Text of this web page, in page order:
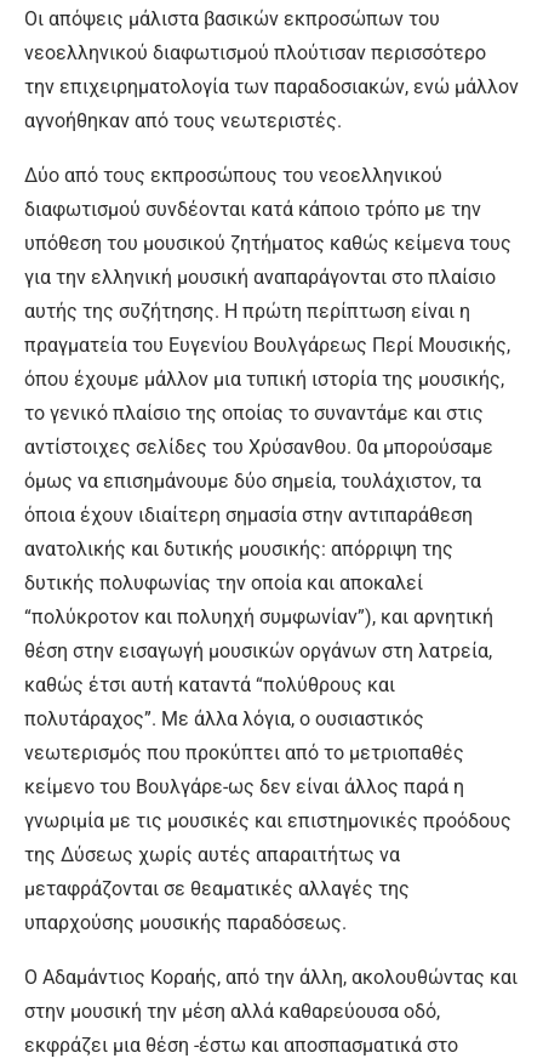
Οι απόψεις μάλιστα βασικών εκπροσώπων του
νεοελληνικού διαφωτισμού πλούτισαν περισσότερο
την επιχειρηματολογία των παραδοσιακών, ενώ μάλλον
αγνοήθηκαν από τους νεωτεριστές.
Δύο από τους εκπροσώπους του νεοελληνικού
διαφωτισμού συνδέονται κατά κάποιο τρόπο με την
υπόθεση του μουσικού ζητήματος καθώς κείμενα τους
για την ελληνική μουσική αναπαράγονται στο πλαίσιο
αυτής της συζήτησης. Η πρώτη περίπτωση είναι η
πραγματεία του Ευγενίου Βουλγάρεως Περί Μουσικής,
όπου έχουμε μάλλον μια τυπική ιστορία της μουσικής,
το γενικό πλαίσιο της οποίας το συναντάμε και στις
αντίστοιχες σελίδες του Χρύσανθου. 0α μπορούσαμε
όμως να επισημάνουμε δύο σημεία, τουλάχιστον, τα
όποια έχουν ιδιαίτερη σημασία στην αντιπαράθεση
ανατολικής και δυτικής μουσικής: απόρριψη της
δυτικής πολυφωνίας την οποία και αποκαλεί
“πολύκροτον και πολυηχή συμφωνίαν”), και αρνητική
θέση στην εισαγωγή μουσικών οργάνων στη λατρεία,
καθώς έτσι αυτή καταντά “πολύθρους και
πολυτάραχος”. Με άλλα λόγια, ο ουσιαστικός
νεωτερισμός που προκύπτει από το μετριοπαθές
κείμενο του Βουλγάρε-ως δεν είναι άλλος παρά η
γνωριμία με τις μουσικές και επιστημονικές προόδους
της Δύσεως χωρίς αυτές απαραιτήτως να
μεταφράζονται σε θεαματικές αλλαγές της
υπαρχούσης μουσικής παραδόσεως.
Ο Αδαμάντιος Κοραής, από την άλλη, ακολουθώντας και
στην μουσική την μέση αλλά καθαρεύουσα οδό,
εκφράζει μια θέση -έστω και αποσπασματικά στο